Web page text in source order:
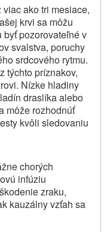
ako tri mesiace,
krvi sa môžu
pozorovateľné v
svalstva, poruchy
srdcového rytmu.
týchto príznakov,
Nízke hladiny
draslíka alebo
môže rozhodnúť
kvôli sledovaniu
chorých
infúziu
zraku,
kauzálny vzťah sa